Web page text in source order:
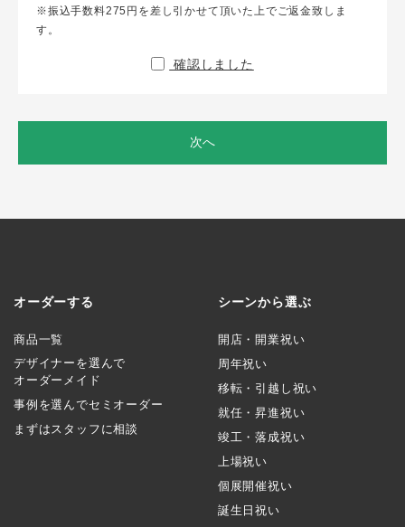
※振込手数料275円を差し引かせて頂いた上でご返金致しま
す。
確認しました
次へ
オーダーする
商品一覧
デザイナーを選んで
オーダーメイド
事例を選んでセミオーダー
まずはスタッフに相談
シーンから選ぶ
開店・開業祝い
周年祝い
移転・引越し祝い
就任・昇進祝い
竣工・落成祝い
上場祝い
個展開催祝い
誕生日祝い